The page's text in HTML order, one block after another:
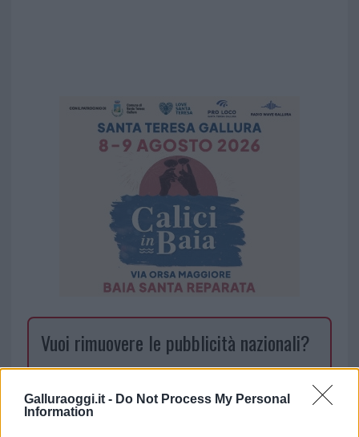
Galluraoggi.it - Do Not Process My Personal
Information
Vuoi rimuovere le pubblicità nazionali?
cliccandoqui